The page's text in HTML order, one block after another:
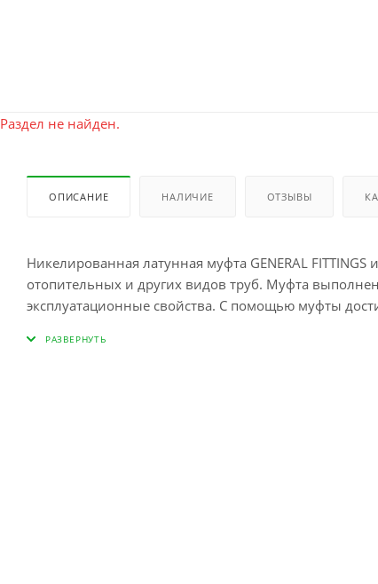
Раздел не найден.
ОПИСАНИЕ НАЛИЧИЕ ОТЗЫВЫ
Никелированная латунная муфта GENERAL
отопительных и других видов труб. Муфта
эксплуатационные свойства. С помощью муфты